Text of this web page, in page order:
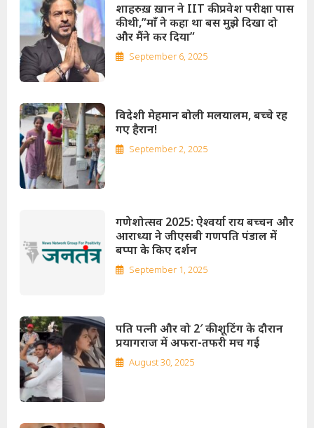
शाहरुख़ ख़ान ने IIT की प्रवेश परीक्षा पास
की थी,”माँ ने कहा था बस मुझे दिखा दो
और मैंने कर दिया”
September 6, 2025
विदेशी मेहमान बोली मलयालम, बच्चे रह
गए हैरान!
September 2, 2025
गणेशोत्सव 2025: ऐश्वर्या राय बच्चन और
आराध्या ने जीएसबी गणपति पंडाल में
बप्पा के किए दर्शन
September 1, 2025
पति पत्नी और वो 2′ की शूटिंग के दौरान
प्रयागराज में अफरा-तफरी मच गई
August 30, 2025